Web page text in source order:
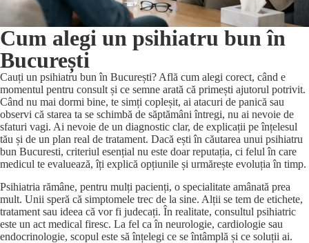
Cum alegi un psihiatru bun în
București
Cauți un psihiatru bun în București? Află cum alegi corect, când e
momentul pentru consult și ce semne arată că primești ajutorul potrivit.
Când nu mai dormi bine, te simți copleșit, ai atacuri de panică sau
observi că starea ta se schimbă de săptămâni întregi, nu ai nevoie de
sfaturi vagi. Ai nevoie de un diagnostic clar, de explicații pe înțelesul
tău și de un plan real de tratament. Dacă ești în căutarea unui psihiatru
bun Bucuresti, criteriul esențial nu este doar reputația, ci felul în care
medicul te evaluează, îți explică opțiunile și urmărește evoluția în timp.
Psihiatria rămâne, pentru mulți pacienți, o specialitate amânată prea
mult. Unii speră că simptomele trec de la sine. Alții se tem de etichete,
tratament sau ideea că vor fi judecați. În realitate, consultul psihiatric
este un act medical firesc. La fel ca în neurologie, cardiologie sau
endocrinologie, scopul este să înțelegi ce se întâmplă și ce soluții ai.